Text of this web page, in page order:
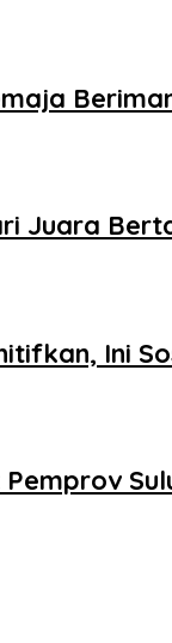
Juara
Ini